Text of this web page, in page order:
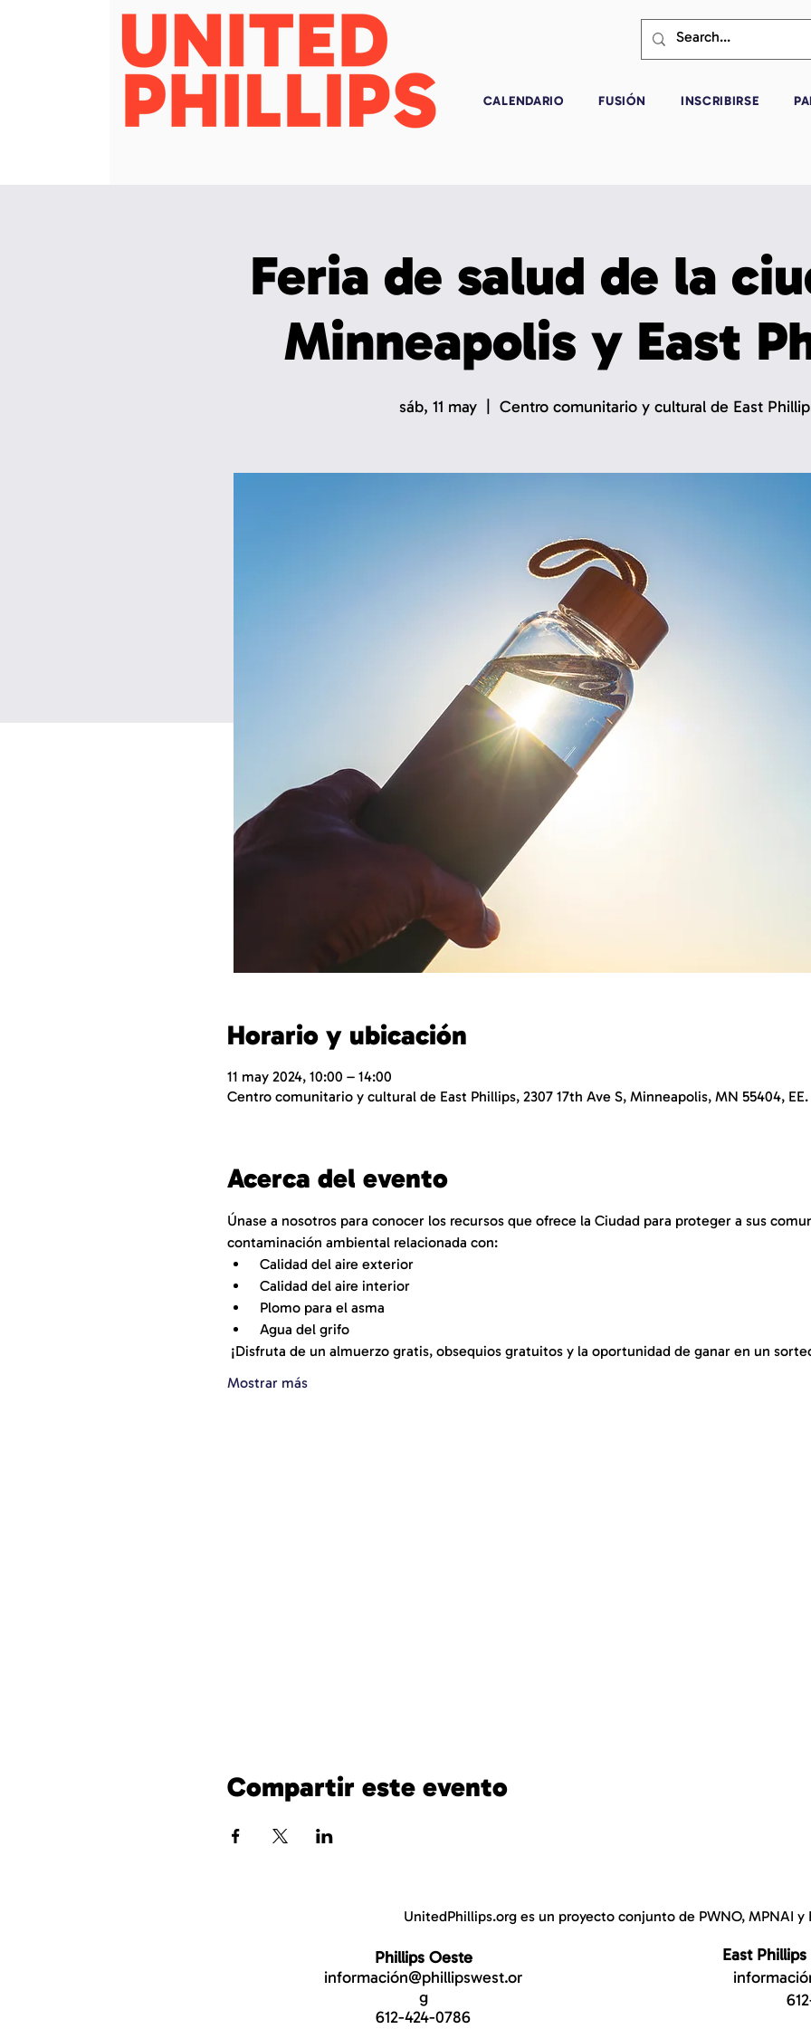
CALENDARIO FUSIÓN INSCRIBIRSE
Feria de salud de la
Minneapolis y East
sáb, 11 may Centro comunitario y cultural de East
Horario y ubicación
11 may 2024, 10:00 – 14:00
Centro comunitario y cultural de East Phillips, 2307 17th Ave S, Minneapolis, MN 55404, EE.
Acerca del evento
Únase a nosotros para conocer los recursos que ofrece la Ciudad para proteger a sus
contaminación ambiental relacionada con:
Calidad del aire exterior
Calidad del aire interior
Plomo para el asma
Agua del grifo
¡Disfruta de un almuerzo gratis, obsequios gratuitos y la oportunidad de ganar en un
Mostrar más
Compartir este evento
UnitedPhillips.org es un proyecto conjunto de PWNO, MPNAI y
Phillips Oeste
información@phillipswest.or
g
612-424-0786
East